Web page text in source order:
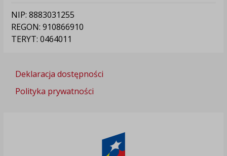
NIP: 8883031255
REGON: 910866910
TERYT: 0464011
Deklaracja dostępności
Polityka prywatności